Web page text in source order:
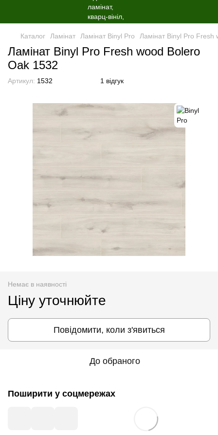
Каталог Ламінат Ламінат Binyl Pro Ламінат Binyl Pro
Ламінат Binyl Pro Fresh wood Bolero
Oak 1532
Артикул: 1532 1 відгук
Немає в наявності
Ціну уточнюйте
Повідомити, коли з'явиться
До обраного
Поширити у соцмережах